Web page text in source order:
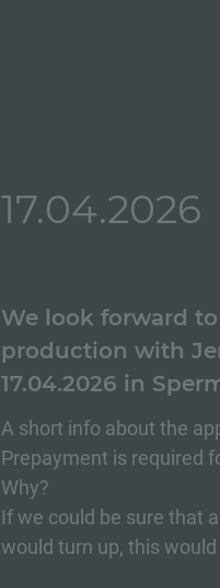
17.04.2026
We look forward
production with
17.04.2026 in
A short info about the
Prepayment is required
Why?
If we could be sure that
would turn up, this